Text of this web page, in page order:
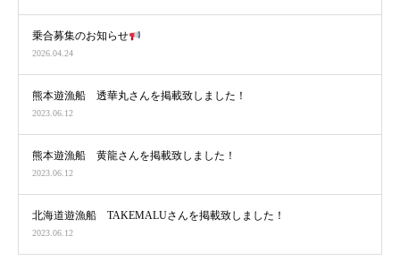
乗合募集のお知らせ
2026.04.24
熊本遊漁船 透華丸さんを掲載致しました！
2023.06.12
熊本遊漁船 黄龍さんを掲載致しました！
2023.06.12
北海道遊漁船 TAKEMALUさんを掲載致しました！
2023.06.12